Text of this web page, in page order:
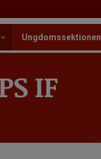
Ungdomssektionen
IF